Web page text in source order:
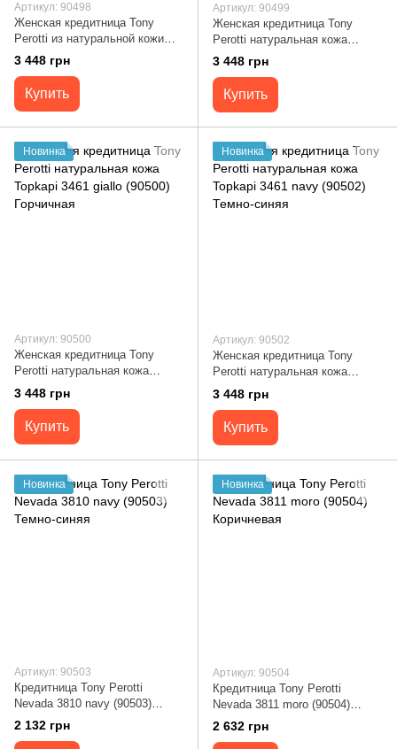
Артикул: 90498
Женская кредитница Tony
Perotti из натуральной кожи
Topkapi 3461 ambra (90498)
Коньячная
3 448 грн
Купить
Артикул: 90499
Женская кредитница Tony
Perotti натуральная кожа
Topkapi 3461 geranio (90499)
3 448 грн
Купить
Новинка
Артикул: 90500
Женская кредитница Tony
Perotti натуральная кожа
Topkapi 3461 giallo (90500)
Горчичная
3 448 грн
Купить
Новинка
Артикул: 90502
Женская кредитница Tony
Perotti натуральная кожа
Topkapi 3461 navy (90502)
Темно-синяя
3 448 грн
Купить
Новинка
Артикул: 90503
Кредитница Tony Perotti
Nevada 3810 navy (90503)
Темно-синяя
2 132 грн
Новинка
Артикул: 90504
Кредитница Tony Perotti
Nevada 3811 moro (90504)
Коричневая
2 632 грн